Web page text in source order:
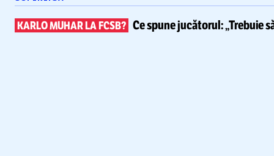
KARLO MUHAR LA FCSB? Ce spunejucătorul: „Trebuie